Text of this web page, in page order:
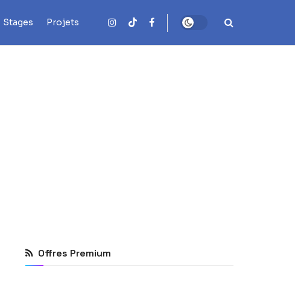
Stages Projets
Offres Premium